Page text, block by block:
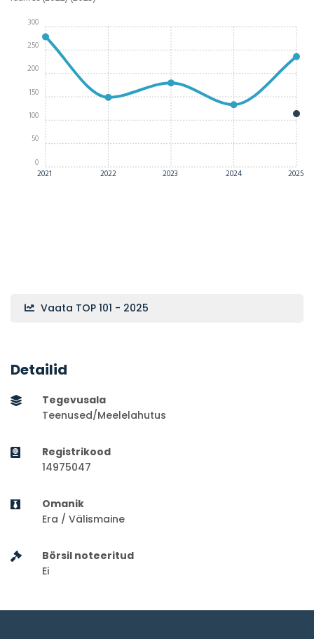
2021 2022 2023 2024 2025
0
50
100
150
200
250
300
Vaata TOP 101 - 2025
Detailid
Tegevusala
Teenused/Meelelahutus
Registrikood
14975047
Omanik
Era / Välismaine
Börsil noteeritud
Ei